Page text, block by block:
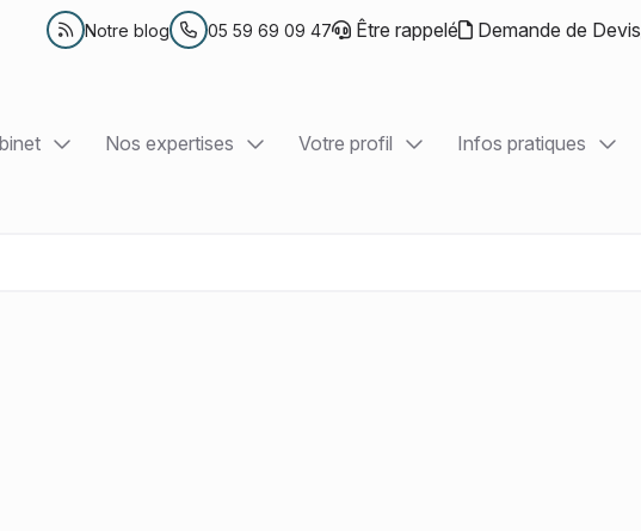
Notre blog 05 59 69 09 47 Être rappelé Demande de Devis
Nos expertises Votre profil Infos pratiques